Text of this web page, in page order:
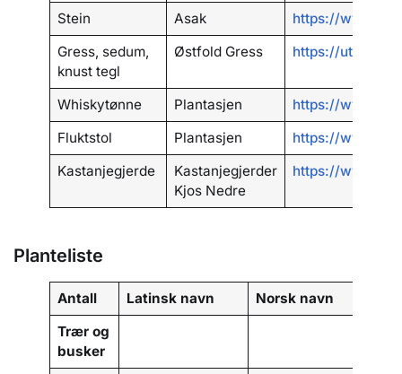
Stein
Asak
https://
Gress, sedum,
knust tegl
Østfold Gress https://
Whiskytønne Plantasjen
https://
Fluktstol
Plantasjen
https://
Kastanjegjerde
Kastanjegjerder
Kjos Nedre
https://
Planteliste
Antall Latinsk navn
Norsk navn
Trær og
busker